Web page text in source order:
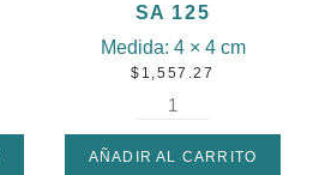
SA 125
Medida: 4 × 4 cm
$ 1,557.27
AÑADIR AL CARRITO